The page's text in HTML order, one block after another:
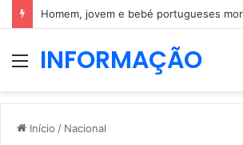
MenuINFORMAÇÃO
Início / Nacional